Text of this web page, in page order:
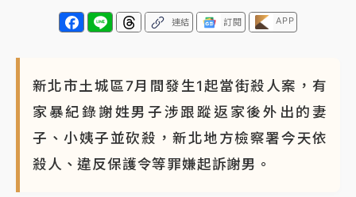
地午後雷雨
NBA｜ 傳奇名帥驚傳離世！曾以「瘋狂籃球」震撼聯
盟 兩大愛徒向他致
連結 訂閱 APP
新北市土城區7月間發生1起當街殺人案，有
家暴紀錄謝姓男子涉跟蹤返家後外出的妻
子、小姨子並砍殺，新北地方檢察署今天依
殺人、違反保護令等罪嫌起訴謝男。